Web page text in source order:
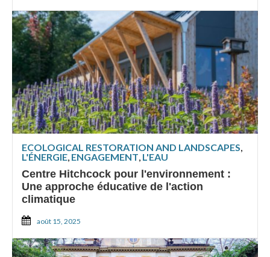
ECOLOGICAL RESTORATION AND LANDSCAPES,
L'ÉNERGIE, ENGAGEMENT, L'EAU
Centre Hitchcock pour l'environnement :
Une approche éducative de l'action
climatique
août 15, 2025